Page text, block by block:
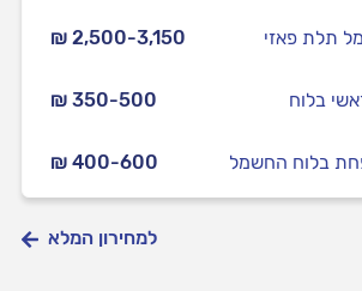
₪ 2,500-3,150 תלת פאזי
₪ 350-500 בלוח
₪ 400-600 בלוח החשמל
למחירון המלא